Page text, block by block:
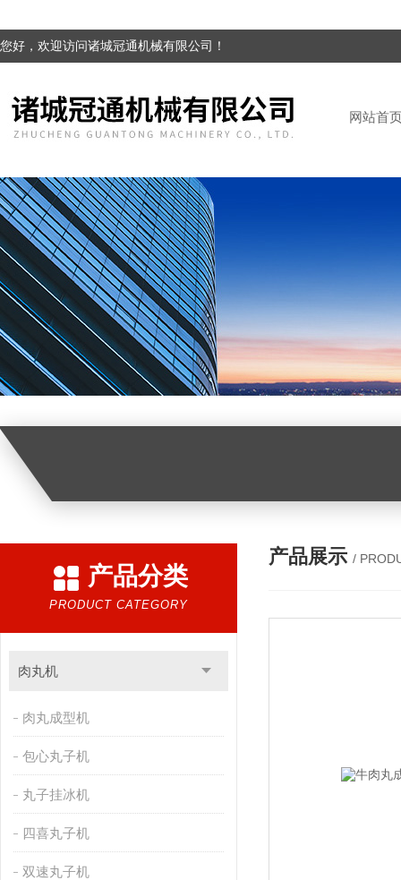
您好，欢迎访问诸城冠通机械有限公司！
网站首
产品分类
PRODUCT CATEGORY
肉丸机
肉丸成型机
包心丸子机
丸子挂冰机
四喜丸子机
双速丸子机
产品展示 /